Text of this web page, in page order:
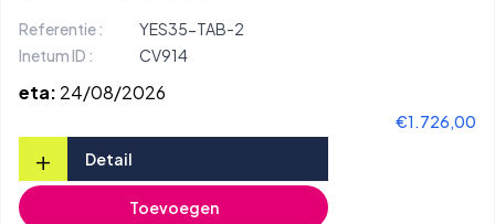
Referentie :
YES35-TAB-2
Inetum ID :
CV914
eta: 24/08/2026
€1.726,00
+ Detail
Toevoegen